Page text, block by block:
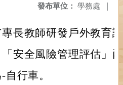
發布單位： 學務處 |
長教師研發戶外教育
安全風險管理評估」
行車。